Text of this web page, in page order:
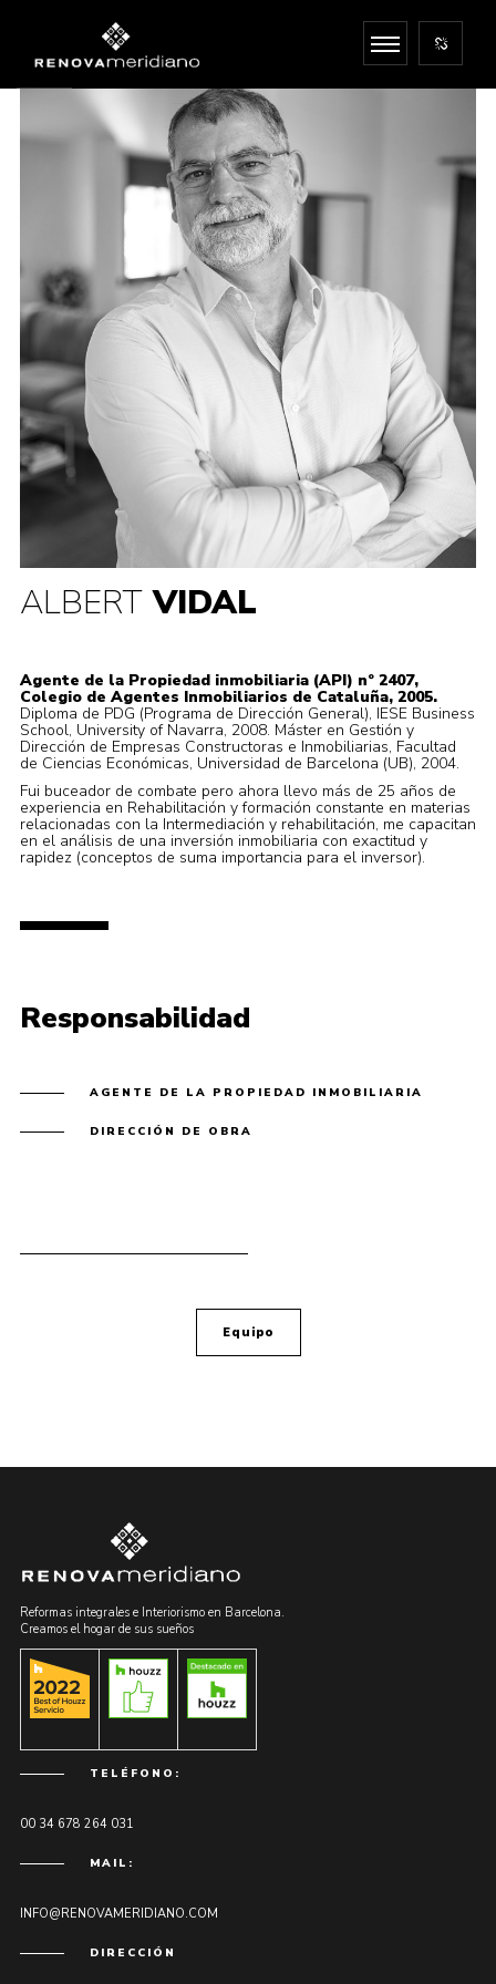
ALBERTVIDAL
Agente de la Propiedad inmobiliaria (API) nº 2407,
Colegio de Agentes Inmobiliarios de Cataluña, 2005.
Diploma de PDG (Programa de Dirección General), IESE Business
School, University of Navarra, 2008. Máster en Gestión y
Dirección de Empresas Constructoras e Inmobiliarias, Facultad
de Ciencias Económicas, Universidad de Barcelona (UB), 2004.
Fui buceador de combate pero ahora llevo más de 25 años de
experiencia en Rehabilitación y formación constante en materias
relacionadas con la Intermediación y rehabilitación, me capacitan
en el análisis de una inversión inmobiliaria con exactitud y
rapidez (conceptos de suma importancia para el inversor).
Responsabilidad
AGENTE DE LA PROPIEDAD INMOBILIARIA
DIRECCIÓN DE OBRA
Equipo
Reformas integrales e Interiorismo en Barcelona.
Creamos el hogar de sus sueños
TELÉFONO:
00 34 678 264 031
MAIL:
INFO@RENOVAMERIDIANO.COM
DIRECCIÓN